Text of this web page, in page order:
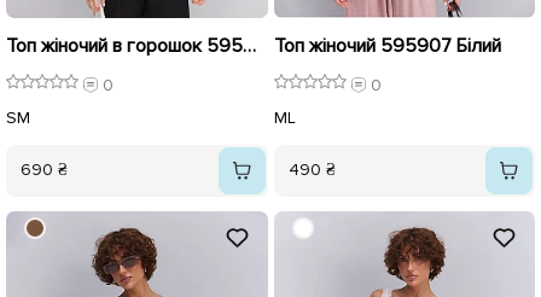
Топ жіночий в горошок 595906 Чорний
0
SM
690 ₴
Топ жіночий 595907 Білий
0
ML
490 ₴